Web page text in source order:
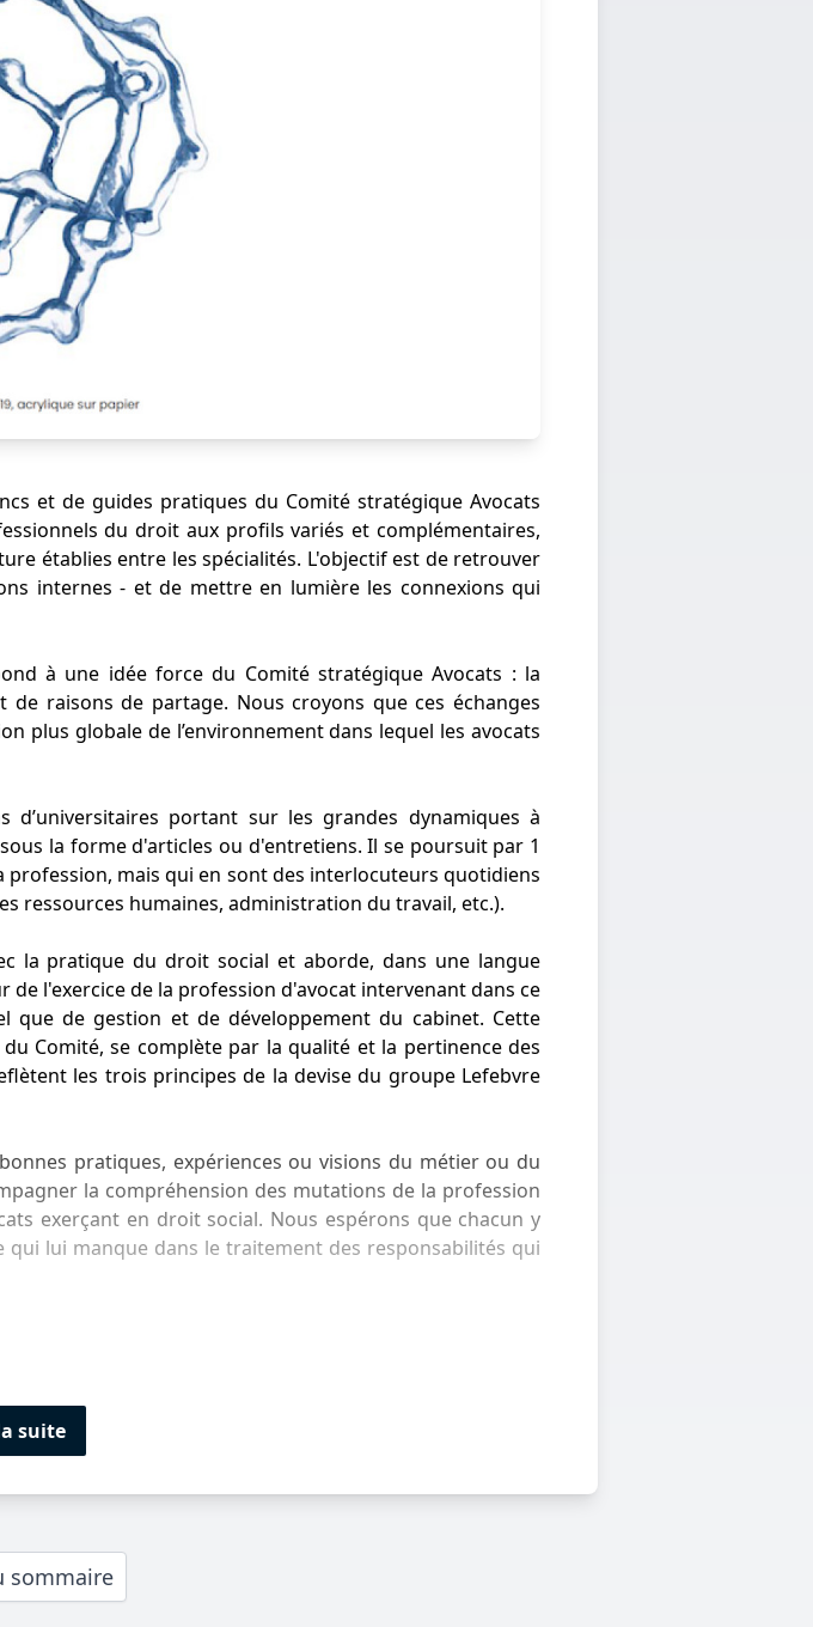
et de guides pratiques du Comité stratégique Avocats
du droit aux profils variés et complémentaires,
établies entre les spécialités. L'objectif est de retrouver
internes - et de mettre en lumière les connexions qui
à une idée force du Comité stratégique Avocats : la
raisons de partage. Nous croyons que ces échanges
plus globale de l’environnement dans lequel les avocats
portant sur les grandes dynamiques à
la forme d'articles ou d'entretiens. Il se poursuit par 1
mais qui en sont des interlocuteurs quotidiens
ressources humaines, administration du travail, etc.).
la pratique du droit social et aborde, dans une langue
de l'exercice de la profession d'avocat intervenant dans ce
que de gestion et de développement du cabinet. Cette
Comité, se complète par la qualité et la pertinence des
les trois principes de la devise du groupe Lefebvre
pratiques, expériences ou visions du métier ou du
la compréhension des mutations de la profession
exerçant en droit social. Nous espérons que chacun y
lui manque dans le traitement des responsabilités qui
suite
sommaire